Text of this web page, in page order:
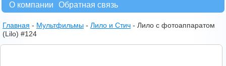
О компании
Обратная связь
Главная - Мультфильмы - Лило и Стич - Лило c фотоаппаратом
(Lilo) #124